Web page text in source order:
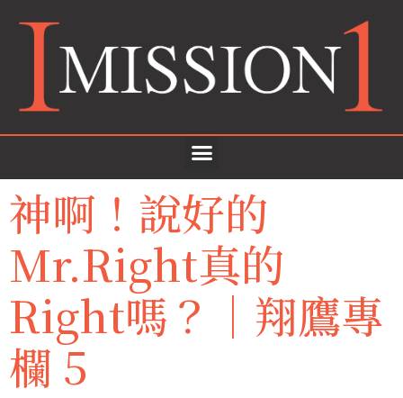
神啊！說好的
Mr.Right真的
Right嗎？｜翔鷹專
欄 5